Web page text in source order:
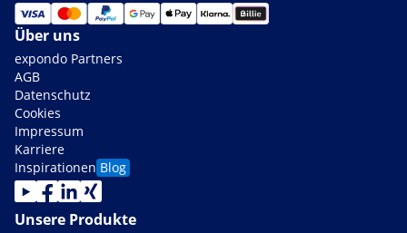
Über uns
expondo Partners
AGB
Datenschutz
Cookies
Impressum
Karriere
Inspirationen Blog
Unsere Produkte